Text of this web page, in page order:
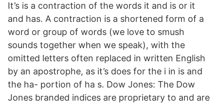
It’s is a contraction of the words it and is or it
and has. A contraction is a shortened form of a
word or group of words (we love to smush
sounds together when we speak), with the
omitted letters often replaced in written English
by an apostrophe, as it’s does for the i in is and
the ha- portion of ha s. Dow Jones: The Dow
Jones branded indices are proprietary to and are